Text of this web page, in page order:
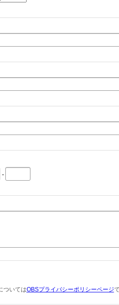
-
ついてはOBSプライバシーポリシーページ